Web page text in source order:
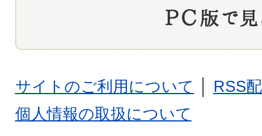
サイトのご利用について
RSS
個人情報の取扱について